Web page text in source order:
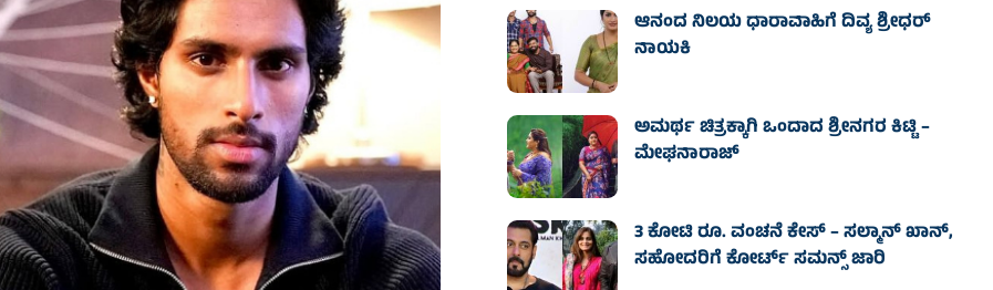
ಆನಂದ ನಿಲಯ ಧಾರಾವಾಹಿಗೆ ದಿವ್ಯ ಶ್ರೀಧರ್
ನಾಯಕಿ
ಅಮರ್ಥ ಚಿತ್ರಕ್ಕಾಗಿ ಒಂದಾದ ಶ್ರೀನಗರ ಕಿಟ್ಟಿ –
ಮೇಘನಾರಾಜ್
3 ಕೋಟಿ ರೂ. ವಂಚನೆ ಕೇಸ್‌ – ಸಲ್ಮಾನ್ ಖಾನ್,
ಸಹೋದರಿಗೆ ಕೋರ್ಟ್‌ ಸಮನ್ಸ್ ಜಾರಿ